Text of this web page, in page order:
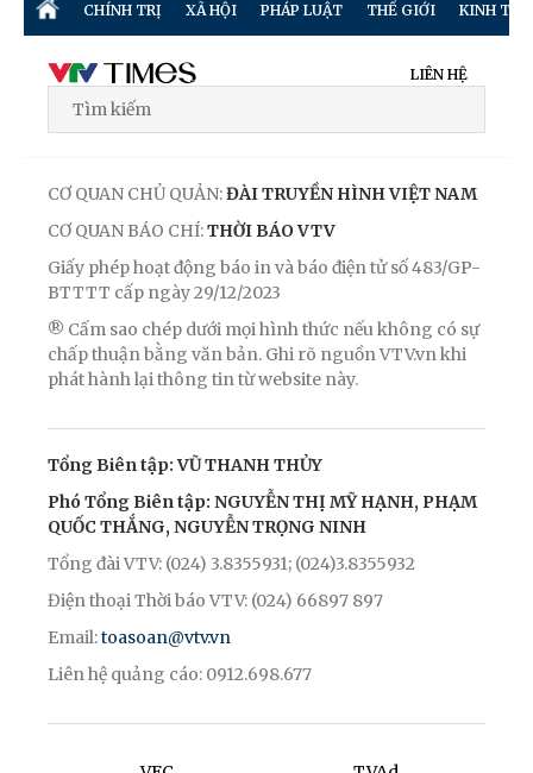
CHÍNH TRỊ XÃ HỘI PHÁP LUẬT THẾ GIỚI KINH TẾ
LIÊN HỆ
CƠ QUAN CHỦ QUẢN:ĐÀI TRUYỀN HÌNH VIỆT NAM
CƠ QUAN BÁO CHÍ:THỜI BÁO VTV
Giấy phép hoạt động báo in và báo điện tử số 483/GP-
BTTTT cấp ngày 29/12/2023
® Cấm sao chép dưới mọi hình thức nếu không có sự
chấp thuận bằng văn bản. Ghi rõ nguồn VTV.vn khi
phát hành lại thông tin từ website này.
Tổng Biên tập: VŨ THANH THỦY
Phó Tổng Biên tập: NGUYỄN THỊ MỸ HẠNH, PHẠM
QUỐC THẮNG, NGUYỄN TRỌNG NINH
Tổng đài VTV: (024) 3.8355931; (024)3.8355932
Điện thoại Thời báo VTV: (024) 66897 897
Email:toasoan@vtv.vn
Liên hệ quảng cáo: 0912.698.677